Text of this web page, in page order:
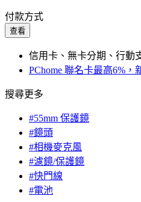
付款方式
查看
信用卡、無卡分期、行動
PChome 聯名卡最高6%，
搜尋更多
#55mm 保護鏡
#鏡頭
#相機麥克風
#濾鏡/保護鏡
#快門線
#電池